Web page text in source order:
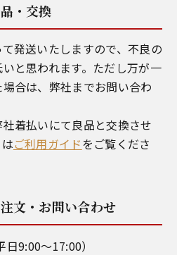
・交換
発送いたしますので、不良の
と思われます。ただし万が一
合は、弊社までお問い合わ
着払いにて良品と交換させ
ご利用ガイドをご覧くださ
文・お問い合わせ
日9:00～17:00）